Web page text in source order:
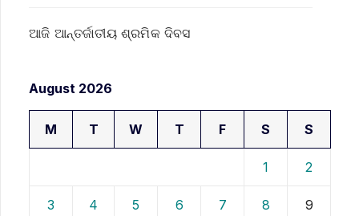
ଆଜି ଆନ୍ତର୍ଜାତୀୟ ଶ୍ରମିକ ଦିବସ
August 2026
M T W T F S S
1 2
3 4 5 6 7 8 9